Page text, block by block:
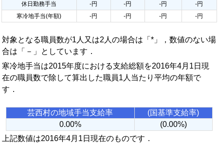
休日勤務手当
-円 -円 -円
-円
寒冷地手当(年額)
-円 -円 -円 -円
対象となる職員数が1人又は2人の場合は「*」，数値のない場
合は「－」としています．
寒冷地手当は2015年度における支給総額を2016年4月1日現
在の職員数で除して算出した職員1人当たり平均の年額で
す．
芸西村の地域手当支給率
(国基準支給率)
0.00%
(0.00%)
上記数値は2016年4月1日現在のものです．